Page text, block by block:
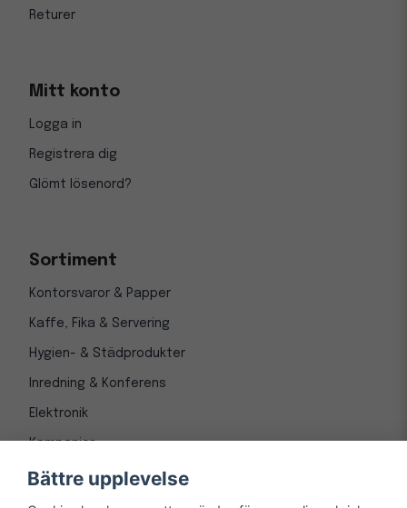
Returer
Mitt konto
Logga in
Registrera dig
Glömt lösenord?
Sortiment
Kontorsvaror & Papper
Kaffe, Fika & Servering
Hygien- & Städprodukter
Inredning & Konferens
Elektronik
Kampanjer
Bättre upplevelse